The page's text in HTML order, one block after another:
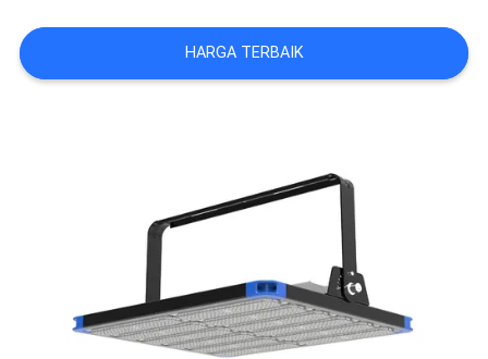
KEBIJAKAN
HARGA TERBAIK